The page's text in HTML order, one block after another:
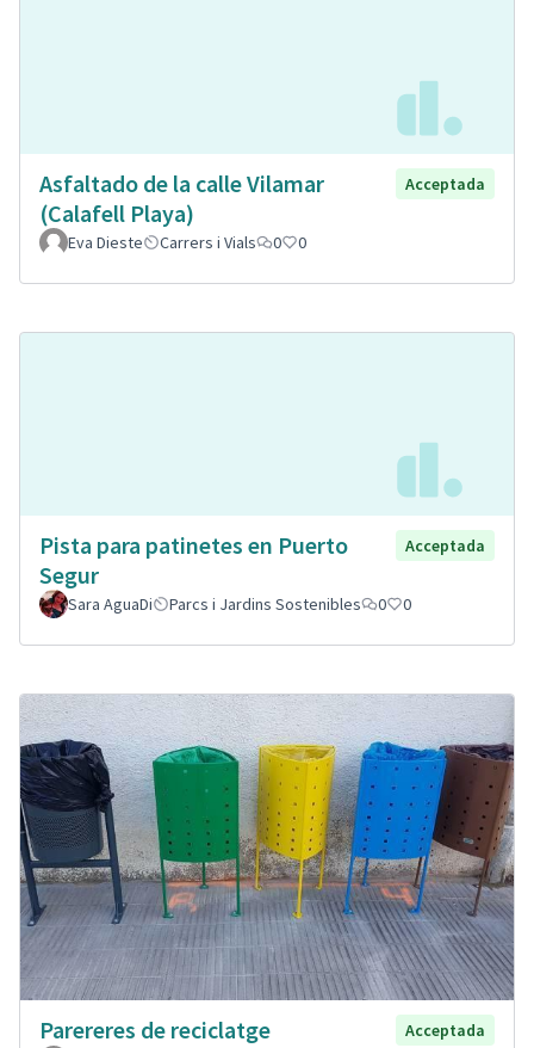
Asfaltado de la calle Vilamar
(Calafell Playa)
Acceptada
Eva Dieste Carrers i Vials 0 0
Pista para patinetes en Puerto
Segur
Acceptada
Sara AguaDi Parcs i Jardins Sostenibles 0 0
Parereres de reciclatge
Acceptada